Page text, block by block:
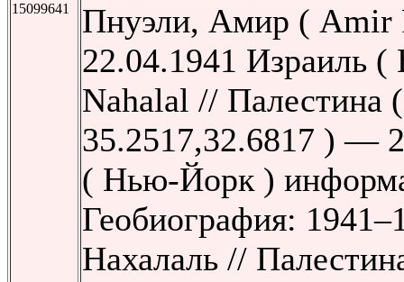
15099641
Пнуэли, Амир ( Amir
22.04.1941 Израиль (
Nahalal // Палестина
35.2517,32.6817 ) —
( Нью-Йорк )
Геобиография:
Нахалаль //